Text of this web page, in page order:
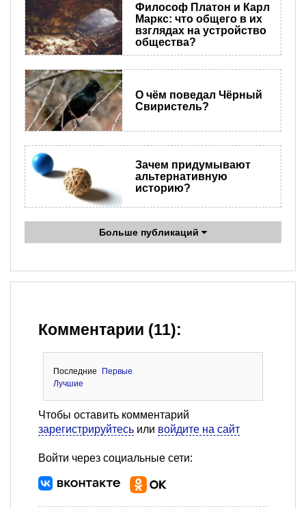
Философ Платон и Карл
Маркс: что общего в их
взглядах на устройство
общества?
О чём поведал Чёрный
Свиристель?
Зачем придумывают
альтернативную
историю?
Больше публикаций
Комментарии (11):
Последние
Первые
Лучшие
Чтобы оставить комментарий
зарегистрируйтесь или войдите на сайт
Войти через социальные сети: